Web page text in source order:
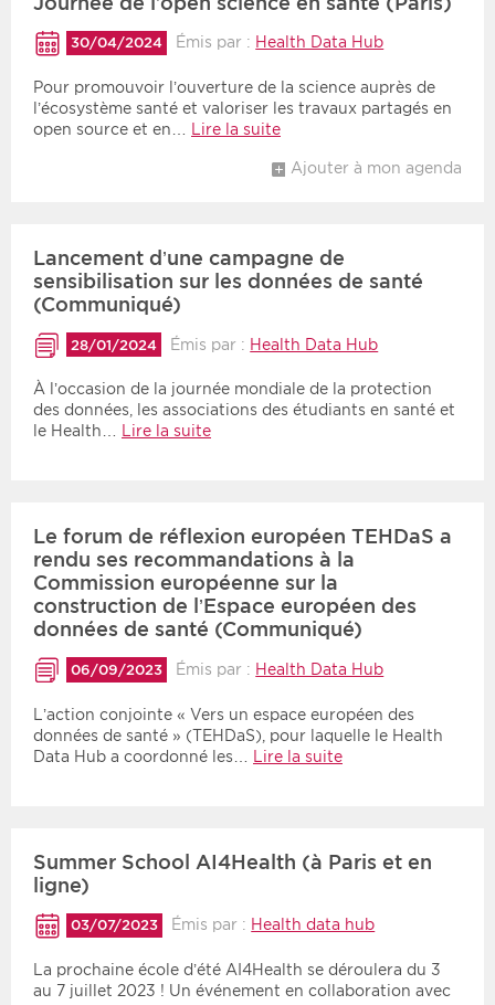
30/04/2024 Émis par : Health Data Hub
Pour promouvoir l’ouverture de la science auprès de
l’écosystème santé et valoriser les travaux partagés en
open source et en…
Lire la suite
Ajouter à mon agenda
Lancement d’une campagne de
sensibilisation sur les données de santé
(Communiqué)
28/01/2024 Émis par : Health Data Hub
À l’occasion de la journée mondiale de la protection
des données, les associations des étudiants en santé et
le Health… Lire la suite
Le forum de réflexion européen TEHDaS a
rendu ses recommandations à la
Commission européenne sur la
construction de l’Espace européen des
données de santé (Communiqué)
06/09/2023 Émis par : Health Data Hub
L’action conjointe « Vers un espace européen des
données de santé » (TEHDaS), pour laquelle le Health
Data Hub a coordonné les… Lire la suite
Summer School AI4Health (à Paris et en
ligne)
03/07/2023 Émis par : Health data hub
La prochaine école d’été AI4Health se déroulera du 3
au 7 juillet 2023 ! Un événement en collaboration avec